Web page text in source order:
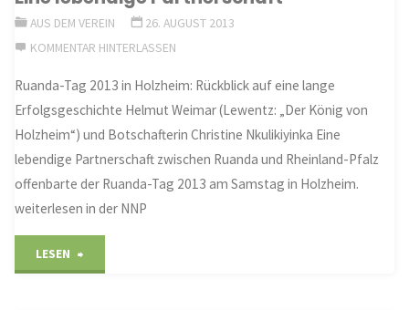
den
Mittelpunkt"
AUS DEM VEREIN
26. AUGUST 2013
KOMMENTAR HINTERLASSEN
Ruanda-Tag 2013 in Holzheim: Rückblick auf eine lange
Erfolgsgeschichte Helmut Weimar (Lewentz: „Der König von
Holzheim“) und Botschafterin Christine Nkulikiyinka Eine
lebendige Partnerschaft zwischen Ruanda und Rheinland-Pfalz
offenbarte der Ruanda-Tag 2013 am Samstag in Holzheim.
weiterlesen in der NNP
LESEN